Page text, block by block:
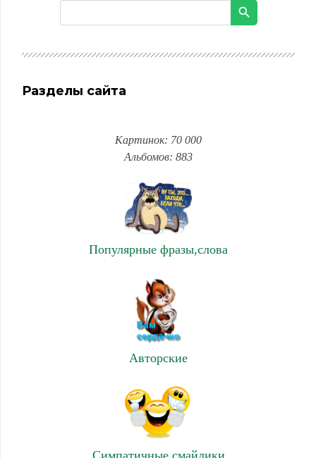
Разделы сайта
Картинок: 70 000
Альбомов: 883
Популярные фразы,слова
Авторские